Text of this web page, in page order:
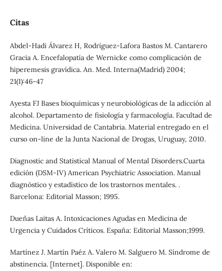
Citas
Abdel-Hadi Álvarez H, Rodríguez-Lafora Bastos M. Cantarero
Gracia A. Encefalopatía de Wernicke como complicación de
hiperemesis gravídica. An. Med. Interna(Madrid) 2004;
21(1):46-47
Ayesta FJ Bases bioquímicas y neurobiológicas de la adicción al
alcohol. Departamento de fisiología y farmacología. Facultad de
Medicina. Universidad de Cantabria. Material entregado en el
curso on-line de la Junta Nacional de Drogas, Uruguay, 2010.
Diagnostic and Statistical Manual of Mental Disorders.Cuarta
edición (DSM-IV) American Psychiatric Association. Manual
diagnóstico y estadístico de los trastornos mentales. .
Barcelona: Editorial Masson; 1995.
Dueñas Laitas A. Intoxicaciones Agudas en Medicina de
Urgencia y Cuidados Críticos. España: Editorial Masson;1999.
Martínez J. Martín Paéz A. Valero M. Salguero M. Síndrome de
abstinencia. [Internet]. Disponible en: